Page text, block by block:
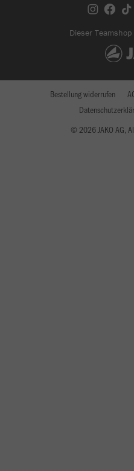
Dieser
© 2026 JAKO AG,
Bestellung widerrufen